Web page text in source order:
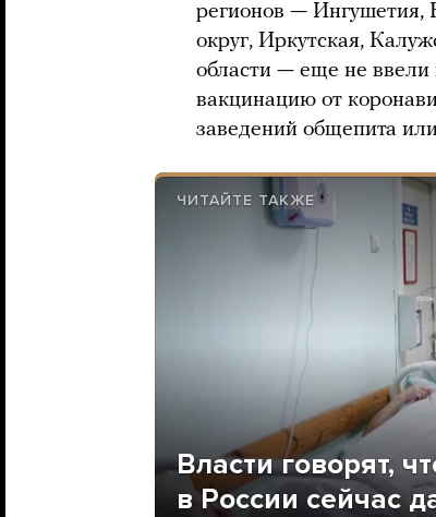
регионов —
округ, Иркутская,
области — еще не ввели
вакцинацию от
заведений общепита
ЧИТАЙТЕ ТАКЖЕ
Власти говорят,
в России сейчас